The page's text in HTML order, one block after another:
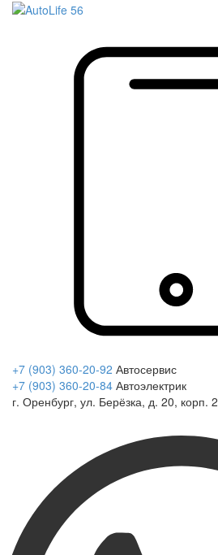
+7 (903) 360-20-92 Автосервис
+7 (903) 360-20-84 Автоэлектрик
г. Оренбург, ул. Берёзка, д. 20, корп. 2